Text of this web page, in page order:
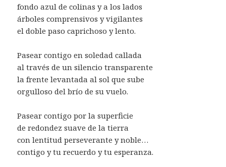
fondo azul de colinas y a los lados
árboles comprensivos y vigilantes
el doble paso caprichoso y lento.
Pasear contigo en soledad callada
al través de un silencio transparente
la frente levantada al sol que sube
orgulloso del brío de su vuelo.
Pasear contigo por la superficie
de redondez suave de la tierra
con lentitud perseverante y noble…
contigo y tu recuerdo y tu esperanza.